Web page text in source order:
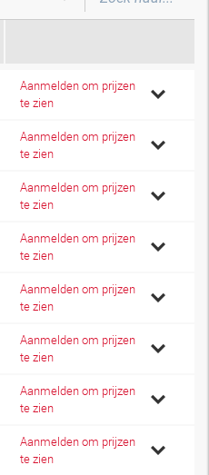
Aanmelden om prijzen
te zien
Aanmelden om prijzen
te zien
Aanmelden om prijzen
te zien
Aanmelden om prijzen
te zien
Aanmelden om prijzen
te zien
Aanmelden om prijzen
te zien
Aanmelden om prijzen
te zien
Aanmelden om prijzen
te zien